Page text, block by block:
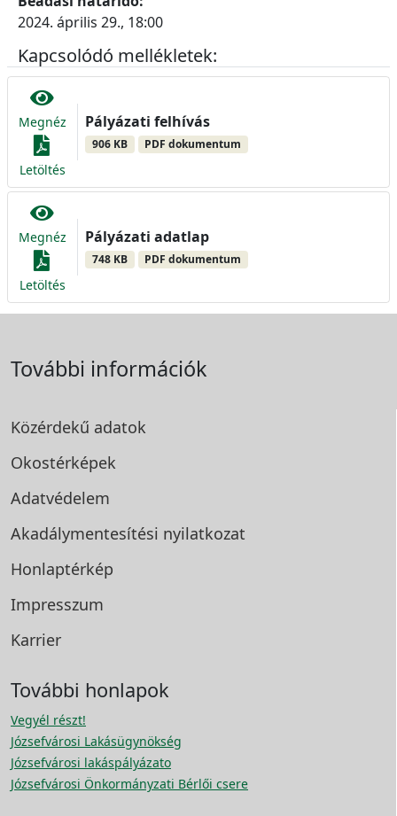
2024. április 29., 18:00
Kapcsolódó mellékletek:
Megnéz
Letöltés
Pályázati felhívás
906 KB PDF dokumentum
Megnéz
Letöltés
Pályázati adatlap
748 KB PDF dokumentum
További információk
Közérdekű adatok
Okostérképek
Adatvédelem
Akadálymentesítési nyilatkozat
Honlaptérkép
Impresszum
Karrier
További honlapok
Vegyél részt!
Józsefvárosi Lakásügynökség
Józsefvárosi lakáspályázato
Józsefvárosi Önkormányzati Bérlői csere